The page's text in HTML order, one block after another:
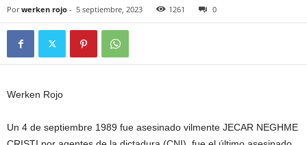
Por werken rojo - 5 septiembre, 2023 1261 0
Werken Rojo
Un 4 de septiembre 1989 fue asesinado vilmente JECAR NEGHME